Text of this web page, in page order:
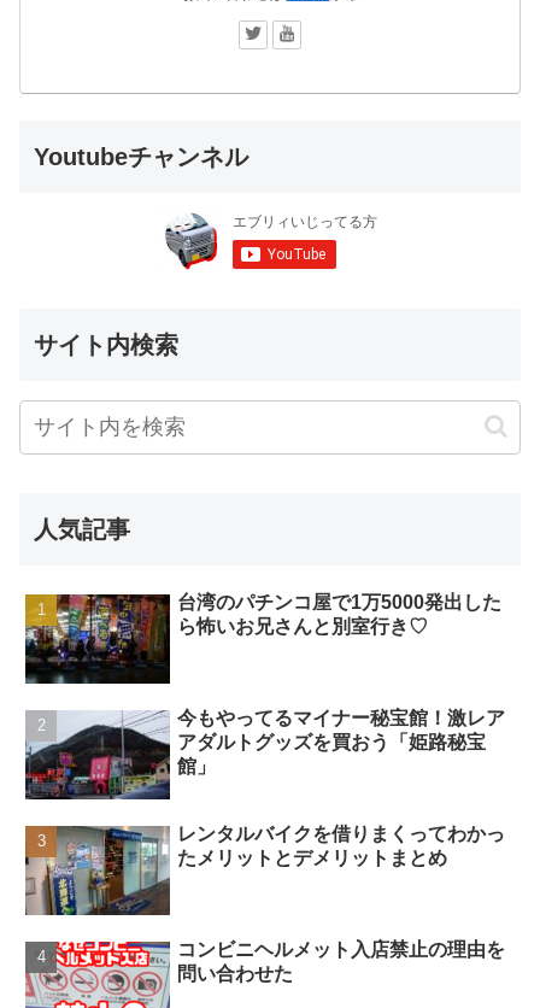
Youtubeチャンネル
サイト内検索
人気記事
台湾のパチンコ屋で1万5000発出した
ら怖いお兄さんと別室行き♡
今もやってるマイナー秘宝館！激レア
アダルトグッズを買おう「姫路秘宝
館」
レンタルバイクを借りまくってわかっ
たメリットとデメリットまとめ
コンビニヘルメット入店禁止の理由を
問い合わせた